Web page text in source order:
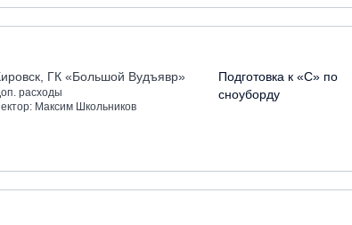
ГК «Большой Вудъявр»
расходы
Максим Школьников
Подготовка к «С» по
сноуборду